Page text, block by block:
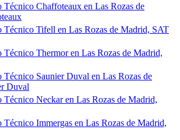
Técnico Chaffoteaux en Las Rozas de
Técnico Tifell en Las Rozas de Madrid, SAT
Técnico Thermor en Las Rozas de Madrid,
Técnico Saunier Duval en Las Rozas de
Duval
Técnico Neckar en Las Rozas de Madrid,
Immergas en Las Rozas de Madrid,